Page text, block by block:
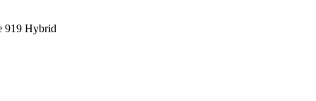
919 Hybrid